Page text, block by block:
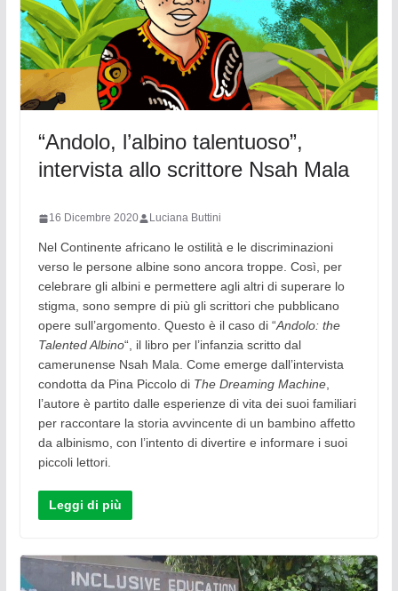
“Andolo, l’albino talentuoso”,
intervista allo scrittore Nsah Mala
16 Dicembre 2020 Luciana Buttini
Nel Continente africano le ostilità e le discriminazioni
verso le persone albine sono ancora troppe. Così, per
celebrare gli albini e permettere agli altri di superare lo
stigma, sono sempre di più gli scrittori che pubblicano
opere sull’argomento. Questo è il caso di “Andolo: the
Talented Albino“, il libro per l’infanzia scritto dal
camerunense Nsah Mala. Come emerge dall’intervista
condotta da Pina Piccolo di The Dreaming Machine,
l’autore è partito dalle esperienze di vita dei suoi familiari
per raccontare la storia avvincente di un bambino affetto
da albinismo, con l’intento di divertire e informare i suoi
piccoli lettori.
Leggi di più